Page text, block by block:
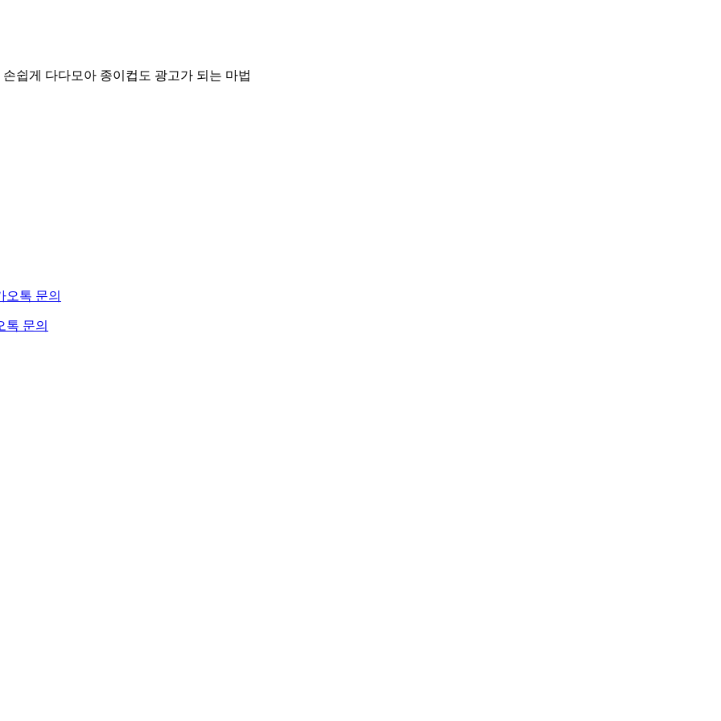
쉽게 다다모아 종이컵도 광고가 되는 마법
톡 문의